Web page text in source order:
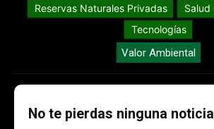
Reservas Naturales Privadas
Salud
Tecnologías
Valor Ambiental
No te pierdas ninguna noticia